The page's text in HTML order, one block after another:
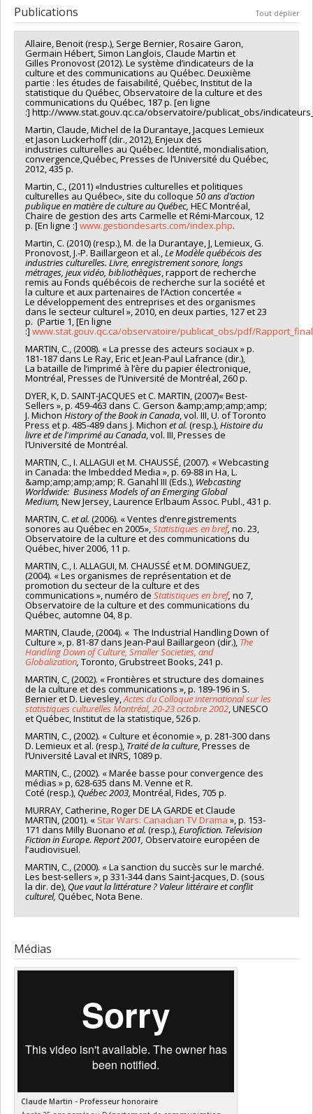
Cycle :Maîtrise
Diplôme obtenu :M. Sc.
Lien vers le document dans Papyrus
Publications Tout déplier
Allaire, Benoit (resp.), Serge Bernier, Rosaire Garon,
Germain Hébert, Simon Langlois, Claude Martin et
Gilles Pronovost (2012). Le système d’indicateurs de la
culture et des communications au Québec. Deuxième
partie : les études de faisabilité, Québec, Institut de la
statistique du Québec, Observatoire de la culture et des
communications du Québec, 187 p. [en ligne
:] http://www.stat.gouv.qc.ca/observatoire/publicat_obs/
Martin, Claude, Michel de la Durantaye, Jacques Lemieux
et Jason Luckerhoff (dir., 2012), Enjeux des
industries culturelles au Québec. Identité, mondialisation,
convergence,Québec, Presses de l’Université du Québec,
2012, 435 p.
Martin, C., (2011) «Industries culturelles et politiques
culturelles au Québec», site du colloque 50 ans d’action
publique en matière de culture au Québec, HEC Montréal,
Chaire de gestion des arts Carmelle et Rémi-Marcoux, 12
p. [En ligne :] www.gestiondesarts.com/index.php.
Martin, C. (2010) (resp.), M. de la Durantaye, J, Lemieux, G.
Pronovost, J.-P. Baillargeon et al.,Le Modèle québécois des
industries culturelles. Livre, enregistrement sonore, longs
métrages, jeux vidéo, bibliothèques, rapport de recherche
remis au Fonds québécois de recherche sur la société et
la culture et aux partenaires de l’Action concertée «
Le développement des entreprises et des organismes
dans le secteur culturel », 2010, en deux parties, 127 et 23
p. (Partie 1, [En ligne
:] www.stat.gouv.qc.ca/observatoire/publicat_obs/pdf/
MARTIN, C., (2008). « La presse des acteurs sociaux » p.
181-187 dans Le Ray, Eric et Jean-Paul Lafrance (dir.),
La bataille de l’imprimé à l’ère du papier électronique,
Montréal, Presses de l’Université de Montréal, 260 p.
DYER, K, D. SAINT-JACQUES et C. MARTIN, (2007)« Best-
Sellers », p. 459-463 dans C. Gerson &amp;amp;amp;amp;
J. Michon History of the Book in Canada, vol. III, U. of Toronto
Press et p. 485-489 dans J. Michon etal. (resp.),Histoire du
livre et de l'imprimé au Canada, vol. III, Presses de
l’Université de Montréal.
MARTIN, C., I. ALLAGUI et M. CHAUSSÉ, (2007). « Webcasting
in Canada: the Imbedded Media », p. 69-88 in Ha, L.
&amp;amp;amp;amp; R. Ganahl III (Eds.), Webcasting
Worldwide: Business Models of an Emerging Global
Medium, New Jersey, Laurence Erlbaum Assoc. Publ., 431 p.
MARTIN, C. et al. (2006). « Ventes d’enregistrements
sonores au Québec en 2005»,Statistiquesen bref, no. 23,
Observatoire de la culture et des communications du
Québec, hiver 2006, 11 p.
MARTIN, C., I. ALLAGUI, M. CHAUSSÉ et M. DOMINGUEZ,
(2004). « Les organismes de représentation et de
promotion du secteur de la culture et des
communications », numéro de Statistiquesen bref, no 7,
Observatoire de la culture et des communications du
Québec, automne 04, 8 p.
MARTIN, Claude, (2004). « The Industrial Handling Down of
Culture », p. 81-87 dans Jean-Paul Baillargeon (dir.), The
Handling Down of Culture, SmallerSocieties, and
Globalization, Toronto, Grubstreet Books, 241 p.
MARTIN, C, (2002). « Frontières et structure des domaines
de la culture et des communications », p. 189-196 in S.
Bernier et D. Lievesley,Actes du Colloque international sur les
statistiques culturellesMontréal, 20-23 octobre 2002, UNESCO
et Québec, Institut de la statistique, 526 p.
MARTIN, C., (2002). « Culture et économie », p. 281-300 dans
D. Lemieux et al. (resp.), Traitéde la culture, Presses de
l’Université Laval et INRS, 1089 p.
MARTIN, C., (2002). « Marée basse pour convergence des
médias » p, 628-635 dans M. Venne et R.
Coté (resp.), Québec 2003, Montréal, Fides, 705 p.
MURRAY, Catherine, Roger DE LA GARDE et Claude
MARTIN, (2001). « Star Wars: Canadian TV Drama », p. 153-
171 dans Milly Buonano et al. (resp.),Eurofiction. Television
Fiction in Europe. Report 2001, Observatoire européen de
l’audiovisuel.
MARTIN, C., (2000). « La sanction du succès sur le marché.
Les best-sellers », p 331-344 dans Saint-Jacques, D. (sous
la dir. de), Que vaut la littérature ? Valeur littéraire et conflit
culturel, Québec, Nota Bene.
Médias
Claude Martin - Professeur honoraire